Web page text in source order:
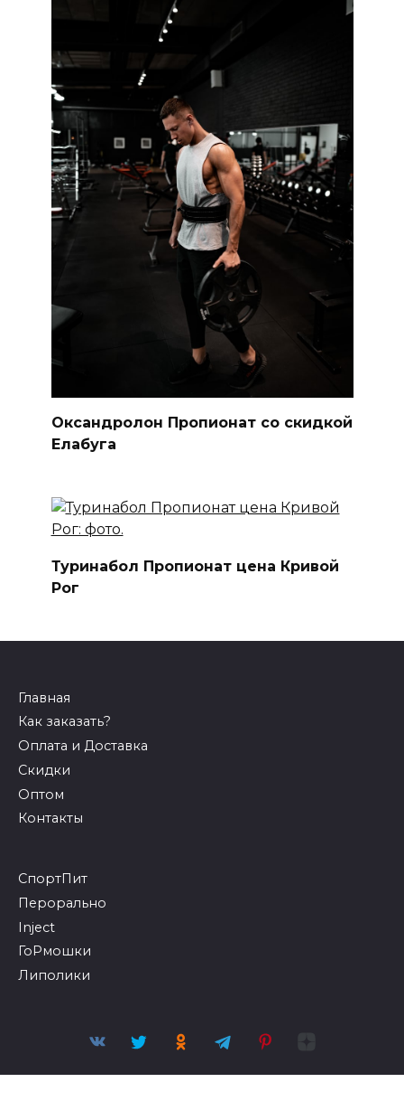
Оксандролон Пропионат со скидкой
Елабуга
Туринабол Пропионат цена Кривой
Рог
Главная
Как заказать?
Оплата и Доставка
Скидки
Оптом
Контакты
СпортПит
Перорально
Inject
ГоРмошки
Липолики